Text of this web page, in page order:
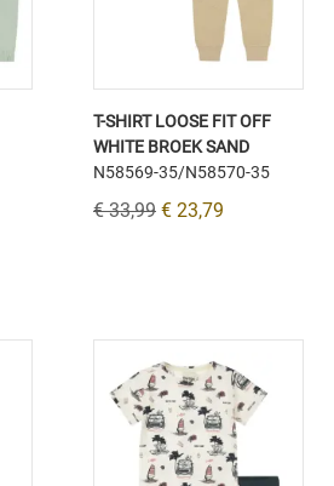
T-SHIRT LOOSE FIT OFF
WHITE BROEK SAND
N58569-35/N58570-35
€ 33,99 € 23,79